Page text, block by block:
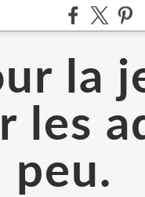
la
les
peu.